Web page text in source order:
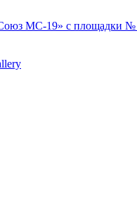
МС-19» с площадки №